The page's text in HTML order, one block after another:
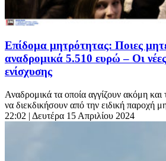
Επίδομα μητρότητας: Ποιες
αναδρομικά 5.510 ευρώ – Οι νέες
ενίσχυσης
Αναδρομικά τα οποία αγγίζουν ακόμη
να διεκδικήσουν από την ειδική παροχή
22:02 | Δευτέρα 15 Απριλίου 2024